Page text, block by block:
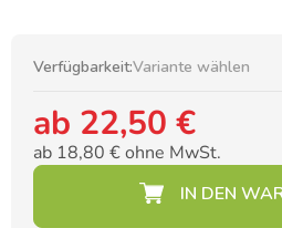
Verfügbarkeit:Variante wählen
ab 22,50 €
ab 18,80 €ohne MwSt.